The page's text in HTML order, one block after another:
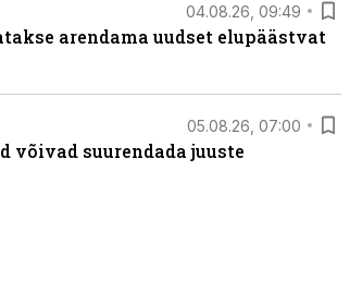
04.08.26, 09:49
arendama uudset elupäästvat
05.08.26, 07:00
võivad suurendada juuste